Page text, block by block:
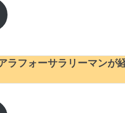
ラフォーサラリーマンが